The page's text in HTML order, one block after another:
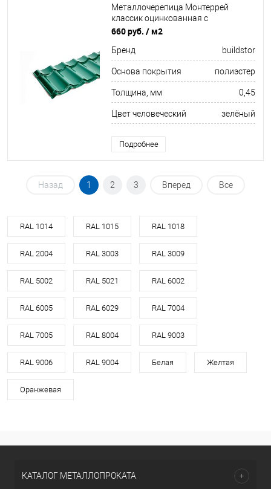
Металлочерепица Монтеррей
классик оцинкованная с
полимерным покрытием
660 руб. / м2
Бренд buildstor
Основа покрытия полиэстер
Толщина, мм 0,45
Цвет человеческий зелёный
Подробнее
Назад 1 2 3 Вперед Все
RAL 1014 RAL 1015 RAL 1018
RAL 2004 RAL 3003 RAL 3009
RAL 5002 RAL 5021 RAL 6002
RAL 6005 RAL 6029 RAL 7004
RAL 7005 RAL 8004 RAL 9003
RAL 9006 RAL 9004 Белая Желтая
Оранжевая
КАТАЛОГ МЕТАЛЛОПРОКАТА